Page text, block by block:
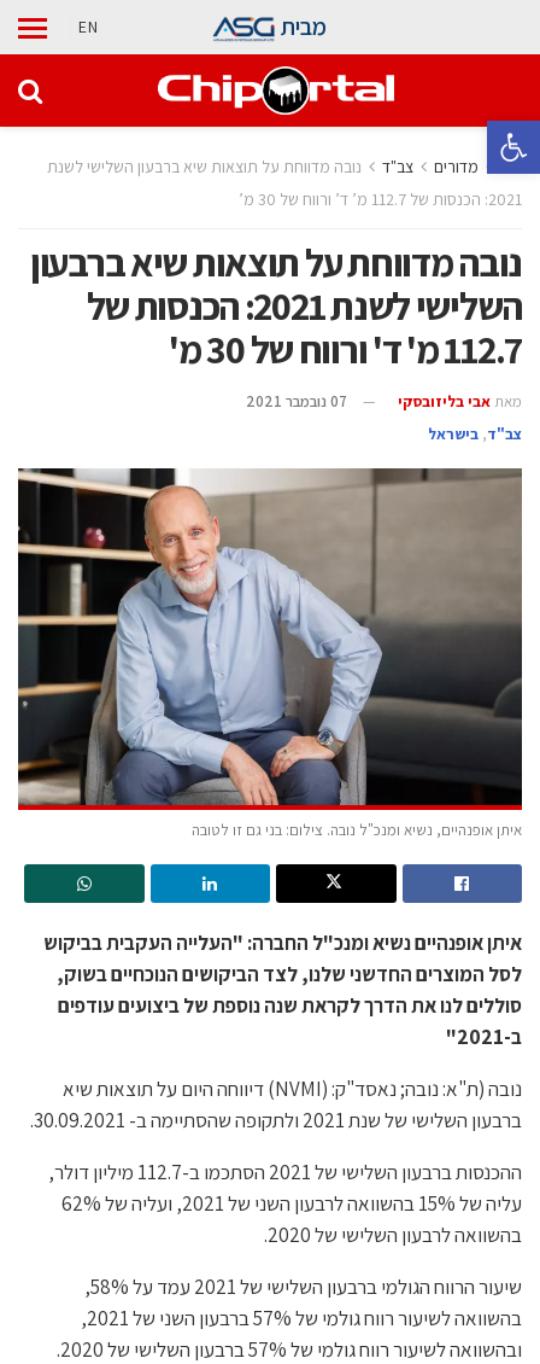
פתח סרגל נגישות
מבית EN
בית מדורים ‫צב"ד‬
נובה מדווחת על תוצאות שיא ברבעון השלישי לשנת
2021: הכנסות של 112.7 מ’ ד’ ורווח של 30 מ’
נובה מדווחת על תוצאות שיא ברבעון
השלישי לשנת 2021: הכנסות של
112.7 מ' ד' ורווח של 30 מ'
מאת אבי בליזובסקי
07 נובמבר 2021
‫צב"ד‬, בישראל
איתן אופנהיים, נשיא ומנכ"ל נובה. צילום: בני גם זו לטובה
איתן אופנהיים נשיא ומנכ"ל החברה: "העלייה העקבית בביקוש
לסל המוצרים החדשני שלנו, לצד הביקושים הנוכחיים בשוק,
סוללים לנו את הדרך לקראת שנה נוספת של ביצועים עודפים
ב-2021"
נובה (ת"א: נובה; נאסד"ק: (NVMI) דיווחה היום על תוצאות שיא
ברבעון השלישי של שנת 2021 ולתקופה שהסתיימה ב- 30.09.2021.
ההכנסות ברבעון השלישי של 2021 הסתכמו ב-112.7 מיליון דולר,
עליה של 15% בהשוואה לרבעון השני של 2021, ועליה של 62%
בהשוואה לרבעון השלישי של 2020.
שיעור הרווח הגולמי ברבעון השלישי של 2021 עמד על 58%,
בהשוואה לשיעור רווח גולמי של 57% ברבעון השני של 2021,
ובהשוואה לשיעור רווח גולמי של 57% ברבעון השלישי של 2020.